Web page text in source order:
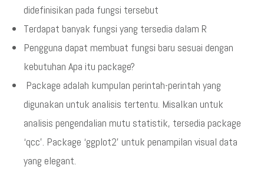
didefinisikan pada fungsi tersebut
Terdapat banyak fungsi yang tersedia dalam R
Pengguna dapat membuat fungsi baru sesuai dengan
kebutuhan Apa itu package?
Package adalah kumpulan perintah-perintah yang
digunakan untuk analisis tertentu. Misalkan untuk
analisis pengendalian mutu statistik, tersedia package
‘qcc’. Package ‘ggplot2’ untuk penampilan visual data
yang elegant.